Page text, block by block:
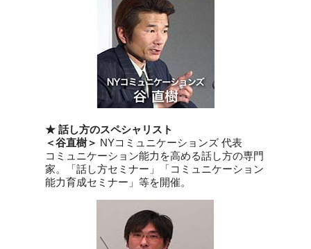
★ 話し方のスペシャリスト
＜谷直樹＞ NYコミュニケーションズ 代表
コミュニケーション能力を高める話し方の専門
家。「話し方セミナー」「コミュニケーション
能力育成セミナー」等を開催。